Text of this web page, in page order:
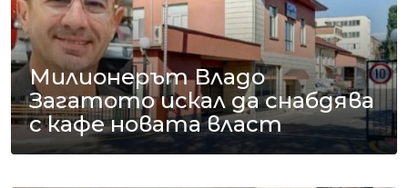
Милионерът Владо
Загатото искал да снабдява
с кафе новата власт